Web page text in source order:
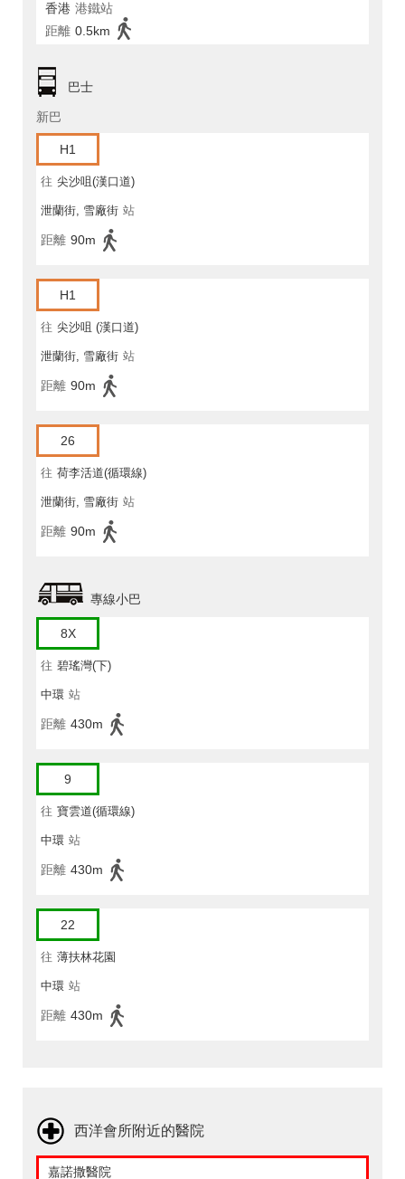
香港 港鐵站
距離 0.5km
巴士
新巴
H1
往 尖沙咀(漢口道)
泄蘭街, 雪廠街 站
距離 90m
H1
往 尖沙咀 (漢口道)
泄蘭街, 雪廠街 站
距離 90m
26
往 荷李活道(循環線)
泄蘭街, 雪廠街 站
距離 90m
專線小巴
8X
往 碧瑤灣(下)
中環 站
距離 430m
9
往 寶雲道(循環線)
中環 站
距離 430m
22
往 薄扶林花園
中環 站
距離 430m
西洋會所附近的醫院
嘉諾撒醫院